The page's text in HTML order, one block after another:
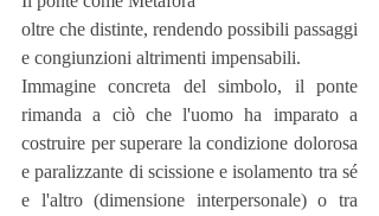
oltre che distinte, rendendo possibili passaggi
e congiunzioni altrimenti impensabili.
Immagine concreta del simbolo, il ponte
rimanda a ciò che l'uomo ha imparato a
costruire per superare la condizione dolorosa
e paralizzante di scissione e isolamento tra sé
e l'altro (dimensione interpersonale) o tra